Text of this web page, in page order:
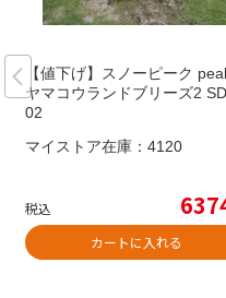
【値下げ】スノーピーク
ヤマコウランドブリーズ2
02
マイストア在庫： 4120
税込
カートに入れる